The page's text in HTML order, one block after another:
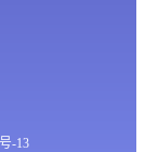
-13